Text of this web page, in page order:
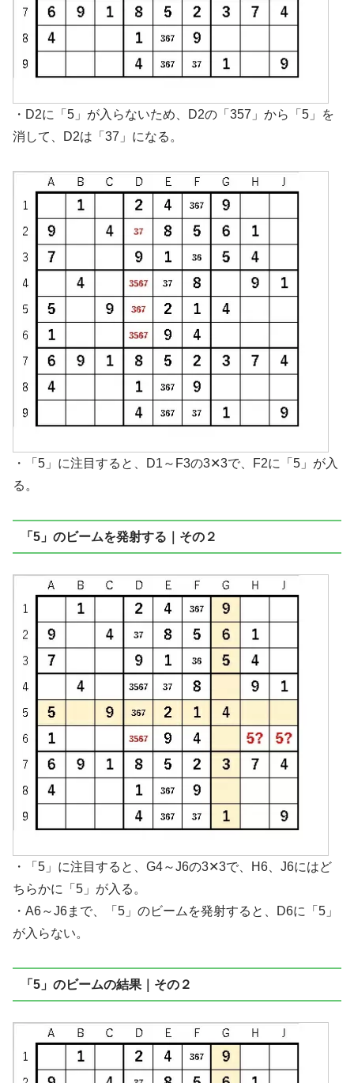
・D2に「5」が入らないため、D2の「357」から「5」を
消して、D2は「37」になる。
・「5」に注目すると、D1～F3の3✕3で、F2に「5」が入
る。
「5」のビームを発射する｜その２
・「5」に注目すると、G4～J6の3✕3で、H6、J6にはど
ちらかに「5」が入る。
・A6～J6まで、「5」のビームを発射すると、D6に「5」
が入らない。
「5」のビームの結果｜その２